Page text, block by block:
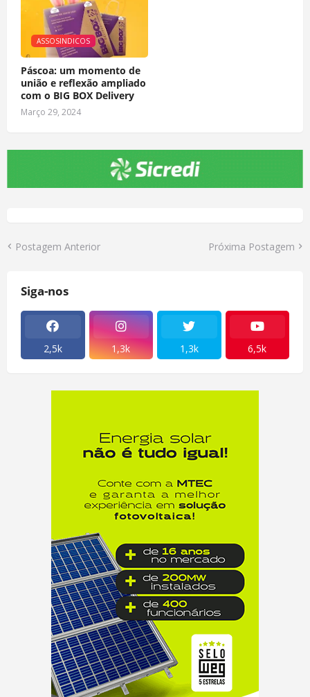
ASSOSINDICOS
Páscoa: um momento de
união e reflexão ampliado
com o BIG BOX Delivery
Março 29, 2024
Postagem Anterior Próxima Postagem
Siga-nos
2,5k 1,3k 1,3k 6,5k